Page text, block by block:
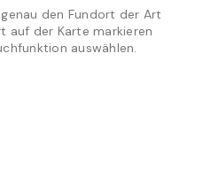
den Fundort der Art
auf der Karte markieren
auswählen.